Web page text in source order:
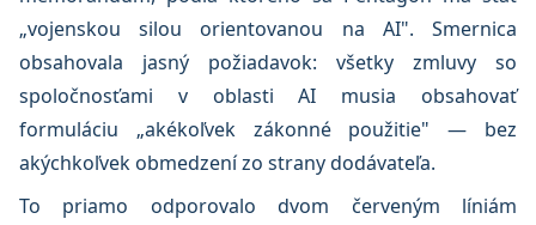
„vojenskou silou orientovanou na AI". Smernica
obsahovala jasný požiadavok: všetky zmluvy so
spoločnosťami v oblasti AI musia obsahovať
formuláciu „akékoľvek zákonné použitie" — bez
akýchkoľvek obmedzení zo strany dodávateľa.
To priamo odporovalo dvom červeným líniám